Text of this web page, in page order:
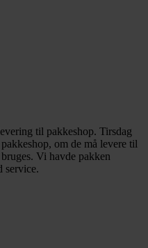
til pakkeshop. Tirsdag
om de må levere til
Vi havde pakken
service.